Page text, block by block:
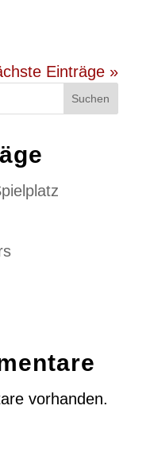
Einträge »
Suchen
vorhanden.